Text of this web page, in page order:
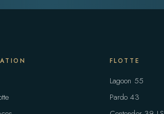
FLOTTE
Lagoon 55
Pardo 43